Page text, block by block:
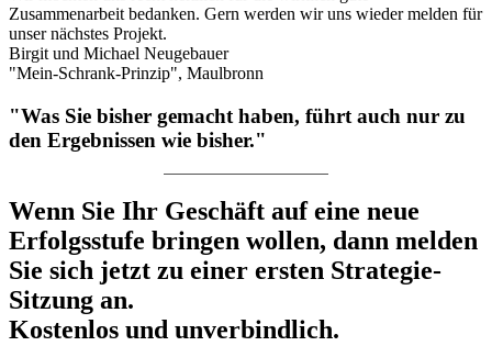
Zusammenarbeit bedanken. Gern werden wir uns wieder melden für
unser nächstes Projekt.
Birgit und Michael Neugebauer
"Mein-Schrank-Prinzip", Maulbronn
"Was Sie bisher gemacht haben, führt auch nur zu
den Ergebnissen wie bisher."
Wenn Sie Ihr Geschäft auf eine neue
Erfolgsstufe bringen wollen, dann melden
Sie sich jetzt zu einer ersten Strategie-
Sitzung an.
Kostenlos und unverbindlich.